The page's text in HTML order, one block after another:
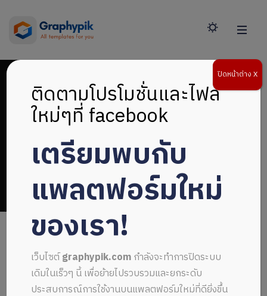
การศึกษา
ALL MUSIC FROM การศึกษา
ติดตามโปรโมชั่นและไฟล์
ใหม่ๆที่ facebook
เตรียมพบกับ
แพลตฟอร์มใหม่
ของเรา!
เว็บไซต์graphypik.comกำลังจะทำการปิดระบบ
เดิมในเร็วๆ นี้ เพื่อย้ายไปรวบรวมและยกระดับ
ประสบการณ์การใช้งานบนแพลตฟอร์มใหม่ที่ดียิ่งขึ้น
ปิดหน้าต่าง X